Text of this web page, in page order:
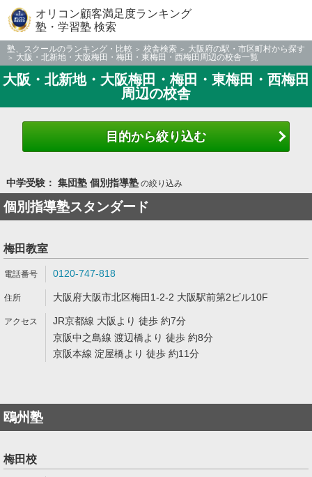
オリコン顧客満足度ランキング
塾・学習塾 検索
塾、スクールのランキング・比較 校舎検索
大阪府の駅・市区町村から探す
大阪・北新地・大阪梅田・梅田・東梅田・西梅田周辺の校舎一覧
大阪・北新地・大阪梅田・梅田・東梅田・西梅田
周辺の校舎
目的から絞り込む
中学受験： 集団塾 個別指導塾の絞り込み
個別指導塾スタンダード
梅田教室
0120-747-818
大阪府大阪市北区梅田1-2-2 大阪駅前第2ビル10F
JR京都線 大阪より 徒歩 約7分
京阪中之島線 渡辺橋より 徒歩 約8分
京阪本線 淀屋橋より 徒歩 約11分
鴎州塾
梅田校